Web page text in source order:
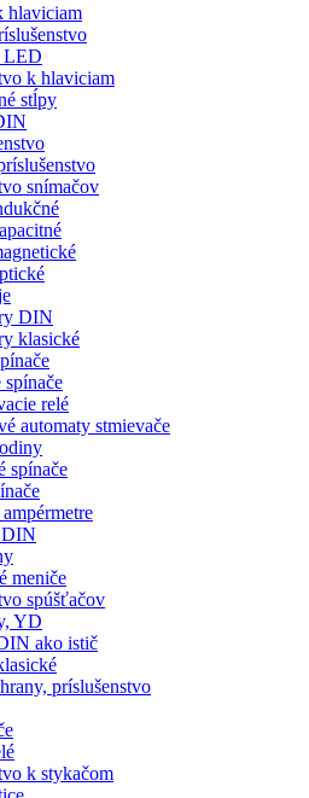
hlaviciam
LED
k hlaviciam
stĺpy
snímačov
DIN
klasické
relé
automaty stmievače
spínače
meniče
spúšťačov
YD
ako istič
príslušenstvo
k stykačom